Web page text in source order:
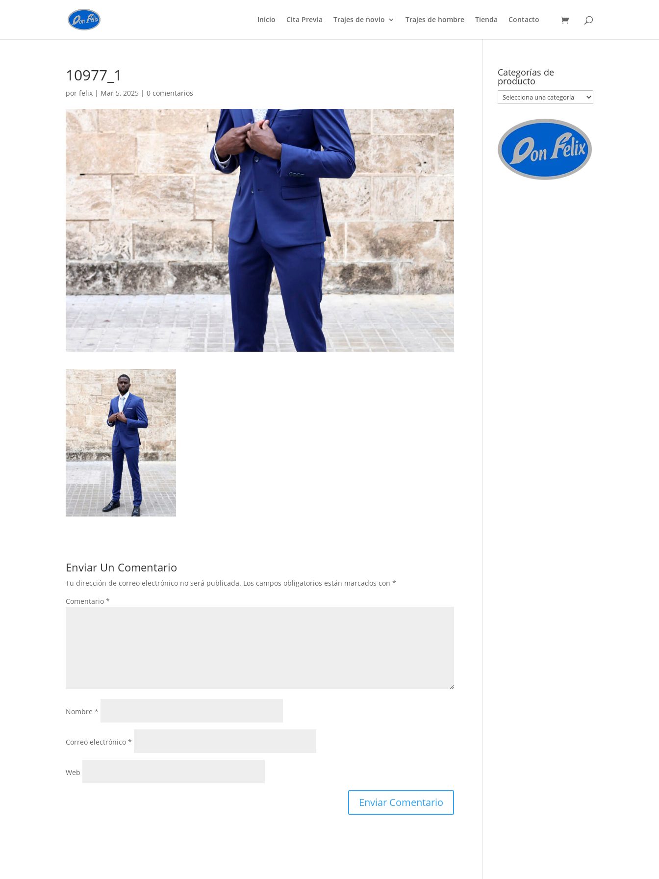
Inicio Cita Previa Trajes de novio Trajes de hombre Tienda Contacto
10977_1
porfelix | Mar 5, 2025 |0 comentarios
Enviar Un Comentario
Tu dirección de correo electrónico no será publicada. Los campos obligatorios están marcados con*
Comentario*
Nombre*
Correo electrónico*
Web
Categorías de
producto